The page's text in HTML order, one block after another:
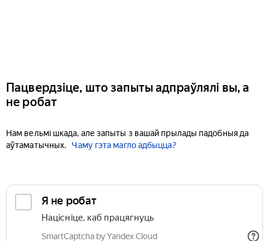
Пацвердзіце, што запыты адпраўлялі вы, а
не робат
Нам вельмі шкада, але запыты з вашай прылады падобныя да
аўтаматычных.
Чаму гэта магло адбыцца?
Я не робат
Націсніце, каб працягнуць
SmartCaptcha by Yandex Cloud